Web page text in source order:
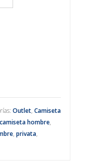
Outlet, Camiseta
camiseta hombre,
, privata,